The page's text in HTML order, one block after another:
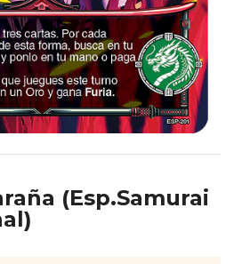
(Esp.Samurai